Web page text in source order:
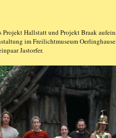
Projekt Hallstatt und Projekt Braak
im Freilichtmuseum
Jastorfer.